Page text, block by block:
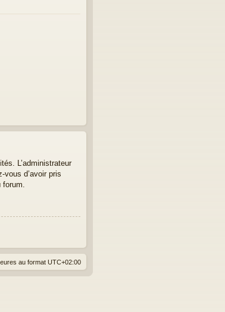
L’administrateur
d’avoir pris
au format UTC+02:00